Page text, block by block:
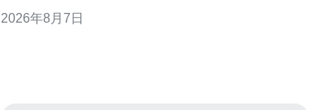
估框架与合规建议，帮助在性能与合规之间取得平
2026年8月7日